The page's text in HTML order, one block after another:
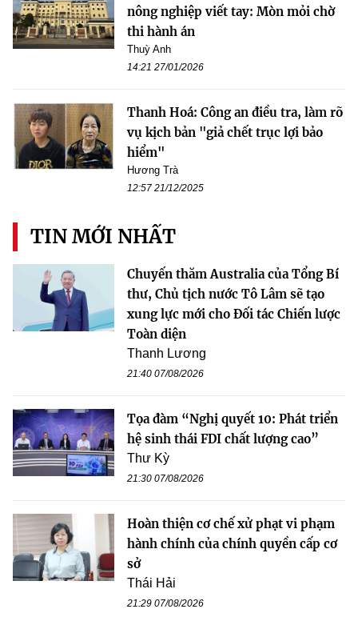
nông nghiệp viết tay: Mòn mỏi chờ
thi hành án
Thuỳ Anh
14:21 27/01/2026
Thanh Hoá: Công an điều tra, làm rõ
vụ kịch bản "giả chết trục lợi bảo
hiểm"
Hương Trà
12:57 21/12/2025
TIN MỚI NHẤT
Chuyến thăm Australia của Tổng Bí
thư, Chủ tịch nước Tô Lâm sẽ tạo
xung lực mới cho Đối tác Chiến lược
Toàn diện
Thanh Lương
21:40 07/08/2026
Tọa đàm “Nghị quyết 10: Phát triển
hệ sinh thái FDI chất lượng cao”
Thư Kỳ
21:30 07/08/2026
Hoàn thiện cơ chế xử phạt vi phạm
hành chính của chính quyền cấp cơ
sở
Thái Hải
21:29 07/08/2026